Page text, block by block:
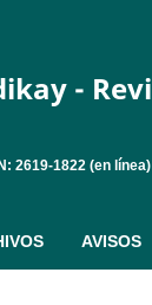
-
2619-1822 (en línea)
AVISOS